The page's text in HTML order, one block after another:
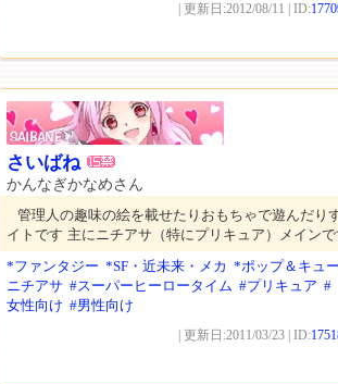
| 更新日:2012/08/11 | ID:
さいばね
かんなぎかなめさん
管理人の趣味の絵を載せたりおもちゃで遊んだり
イトです 主にニチアサ（特にプリキュア）メインで
*ファンタジー *SF・近未来・メカ *ポップ＆キュ
ニチアサ #スーパーヒーロータイム #プリキュア #
女性向け #男性向け
| 更新日:2011/03/23 | ID: